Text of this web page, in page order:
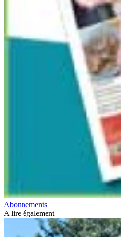
Abonnements
A lire également